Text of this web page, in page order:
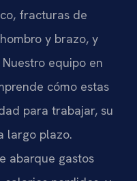
fracturas de
y brazo, y
equipo en
cómo estas
para trabajar, su
largo plazo.
abarque gastos